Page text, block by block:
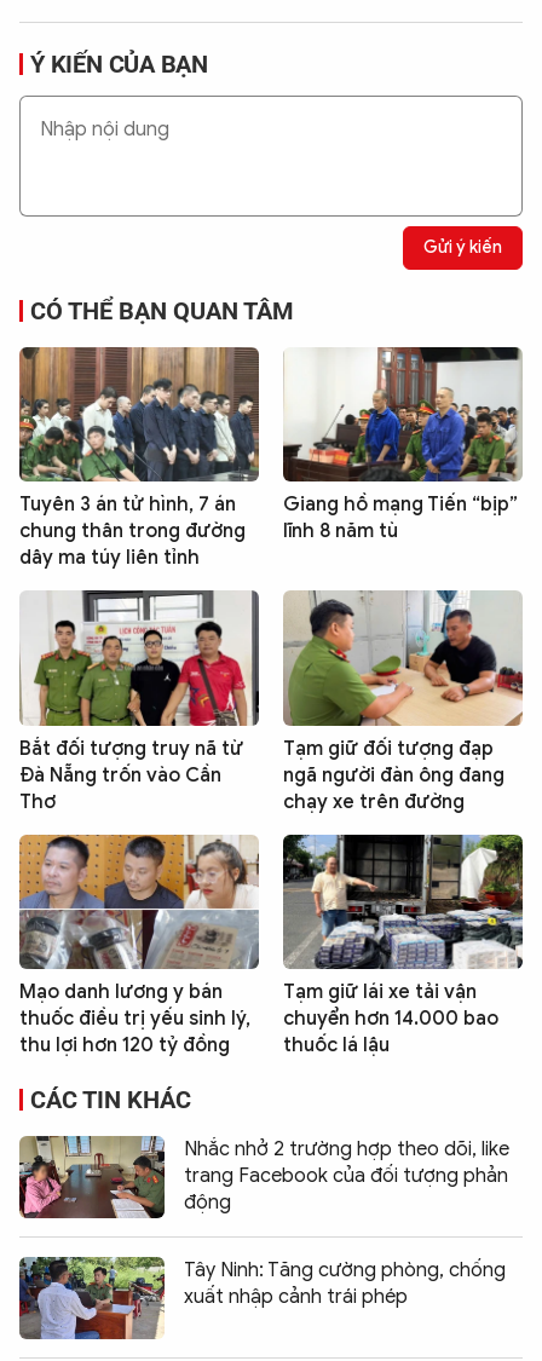
Ý KIẾN CỦA BẠN
Gửi ý kiến
CÓ THỂ BẠN QUAN TÂM
Tuyên 3 án tử hình, 7 án
chung thân trong đường
dây ma túy liên tỉnh
Giang hồ mạng Tiến “bịp”
lĩnh 8 năm tù
Bắt đối tượng truy nã từ
Đà Nẵng trốn vào Cần
Thơ
Tạm giữ đối tượng đạp
ngã người đàn ông đang
chạy xe trên đường
Mạo danh lương y bán
thuốc điều trị yếu sinh lý,
thu lợi hơn 120 tỷ đồng
Tạm giữ lái xe tải vận
chuyển hơn 14.000 bao
thuốc lá lậu
CÁC TIN KHÁC
Nhắc nhở 2 trường hợp theo dõi, like
trang Facebook của đối tượng phản
động
Tây Ninh: Tăng cường phòng, chống
xuất nhập cảnh trái phép